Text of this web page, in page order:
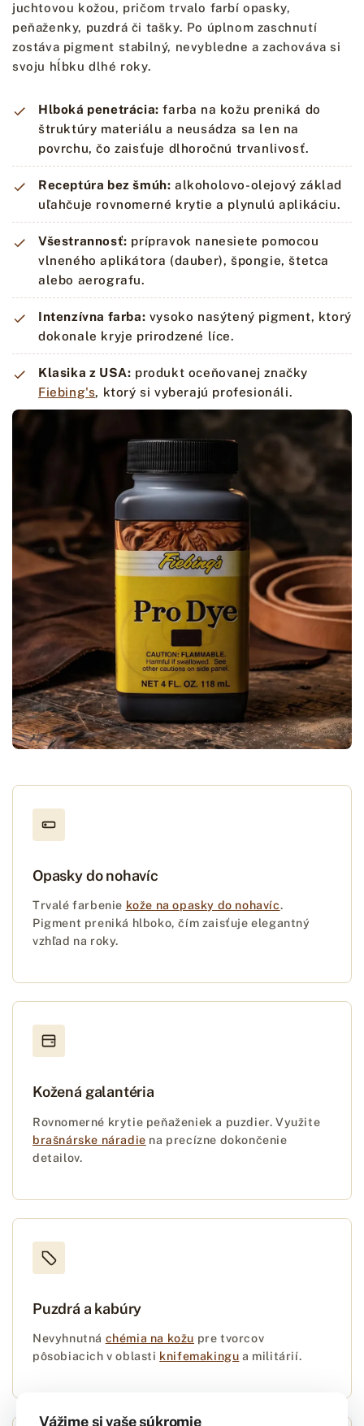
juchtovou kožou, pričom trvalo farbí opasky,
peňaženky, puzdrá či tašky. Po úplnom zaschnutí
zostáva pigment stabilný, nevybledne a zachováva si
svoju hĺbku dlhé roky.
Hlboká penetrácia: farba na kožu preniká do
štruktúry materiálu a neusádza sa len na
povrchu, čo zaisťuje dlhoročnú trvanlivosť.
Receptúra bez šmúh: alkoholovo-olejový základ
uľahčuje rovnomerné krytie a plynulú aplikáciu.
Všestrannosť: prípravok nanesiete pomocou
vlneného aplikátora (dauber), špongie, štetca
alebo aerografu.
Intenzívna farba: vysoko nasýtený pigment, ktorý
dokonale kryje prirodzené líce.
Klasika z USA: produkt oceňovanej značky
Fiebing's, ktorý si vyberajú profesionáli.
Opasky do nohavíc
Trvalé farbenie kože na opasky do nohavíc.
Pigment preniká hlboko, čím zaisťuje elegantný
vzhľad na roky.
Kožená galantéria
Rovnomerné krytie peňaženiek a puzdier. Využite
brašnárske náradie na precízne dokončenie
detailov.
Puzdrá a kabúry
Nevyhnutná chémia na kožu pre tvorcov
pôsobiacich v oblasti knifemakingu a militárií.
Vážime si vaše súkromie